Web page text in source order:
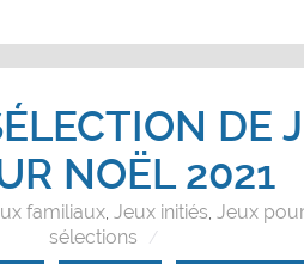
DE
NOËL 2021
familiaux ,Jeux initiés ,Jeux
sélections